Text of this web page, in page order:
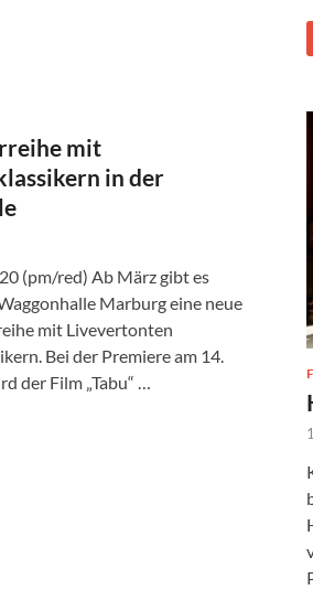
mit
in der
(pm/red) Ab März gibt es
Marburg eine neue
mit Livevertonten
Bei der Premiere am 14.
der Film „Tabu“ …